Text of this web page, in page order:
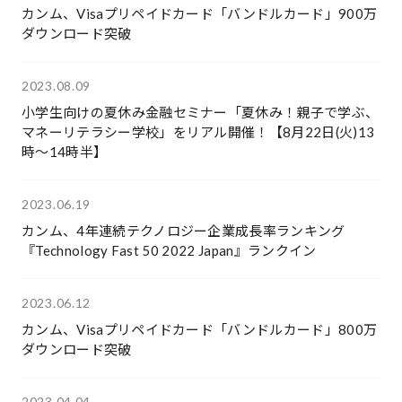
カンム、Visaプリペイドカード「バンドルカード」900万
ダウンロード突破
2023.08.09
小学生向けの夏休み金融セミナー「夏休み！親子で学ぶ、
マネーリテラシー学校」をリアル開催！【8月22日(火)13
時〜14時半】
2023.06.19
カンム、4年連続テクノロジー企業成長率ランキング
『Technology Fast 50 2022 Japan』ランクイン
2023.06.12
カンム、Visaプリペイドカード「バンドルカード」800万
ダウンロード突破